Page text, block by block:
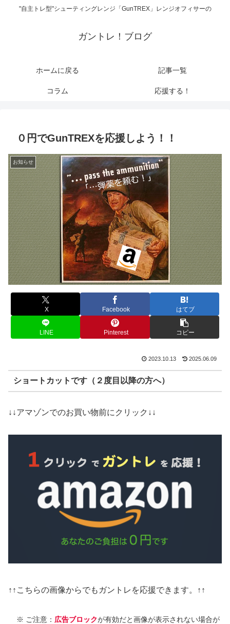
"自主トレ型"シューティングレンジ「GunTREX」レンジオフィサーの
ガントレ！ブログ
ホームに戻る 記事一覧
コラム 応援する！
０円でGunTREXを応援しよう！！
お知らせ
X Facebook はてブ
LINE Pinterest コピー
2023.10.13 2025.06.09
ショートカットです（２度目以降の方へ）
↓↓アマゾンでのお買い物前にクリック↓↓
↑↑こちらの画像からでもガントレを応援できます。↑↑
※ ご注意： 広告ブロックが有効だと画像が表示されない場合が